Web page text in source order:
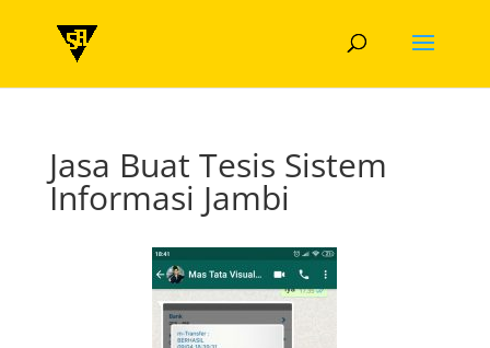
Jasa Buat Tesis Sistem
Informasi Jambi